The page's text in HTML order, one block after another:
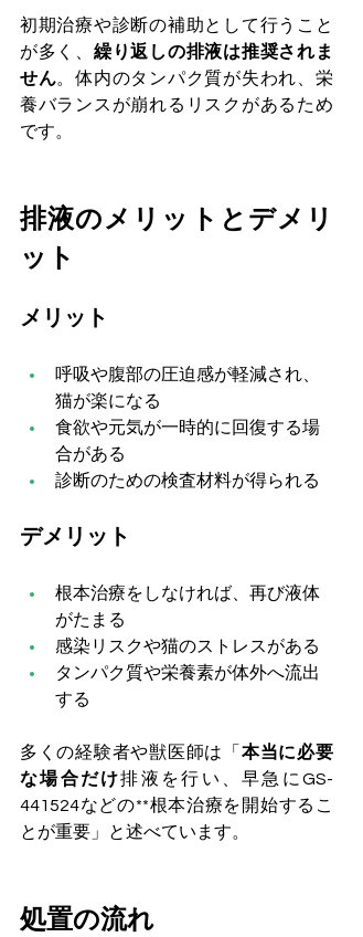
初期治療や診断の補助として行うこと
が多く、 繰り返しの排液は推奨されま
せん。体内のタンパク質が失われ、栄
養バランスが崩れるリスクがあるため
です。
排液のメリットとデメリ
ット
メリット
呼吸や腹部の圧迫感が軽減され、
猫が楽になる
食欲や元気が一時的に回復する場
合がある
診断のための検査材料が得られる
デメリット
根本治療をしなければ、再び液体
がたまる
感染リスクや猫のストレスがある
タンパク質や栄養素が体外へ流出
する
多くの経験者や獣医師は「 本当に必要
な場合だけ排液を行い、早急にGS-
441524などの**根本治療を開始するこ
とが重要」と述べています。
処置の流れ